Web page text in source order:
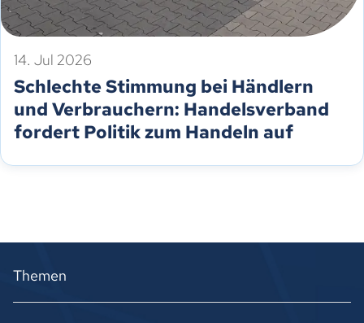
14. Jul 2026
Schlechte Stimmung bei Händlern
und Verbrauchern: Handelsverband
fordert Politik zum Handeln auf
Themen